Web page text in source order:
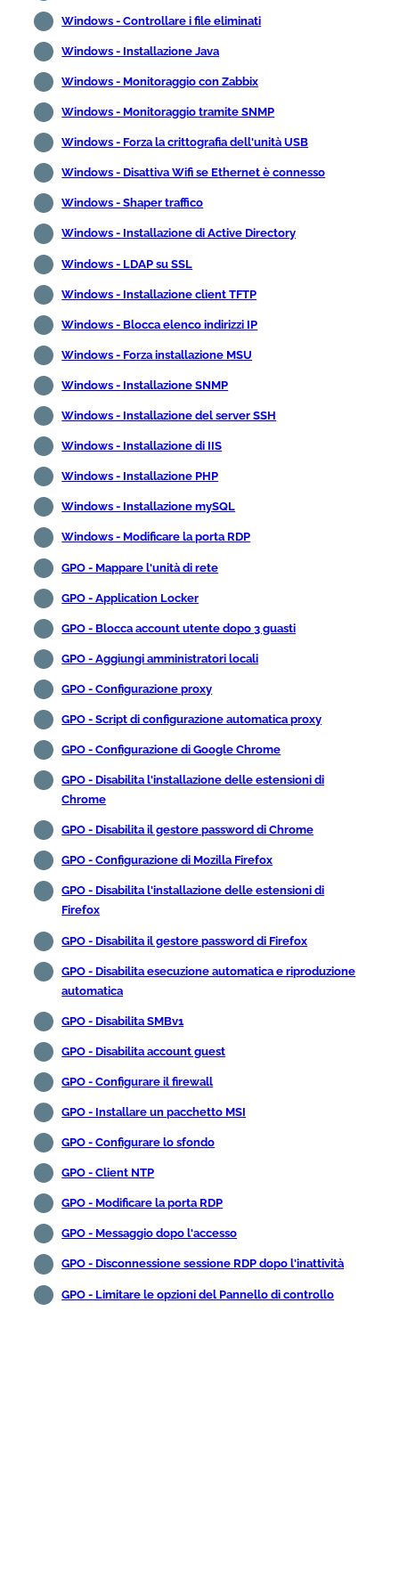
Windows - Controllare i file eliminati
Windows - Installazione Java
Windows - Monitoraggio con Zabbix
Windows - Monitoraggio tramite SNMP
Windows - Forza la crittografia dell'unità USB
Windows - Disattiva Wifi se Ethernet è connesso
Windows - Shaper traffico
Windows - Installazione di Active Directory
Windows - LDAP su SSL
Windows - Installazione client TFTP
Windows - Blocca elenco indirizzi IP
Windows - Forza installazione MSU
Windows - Installazione SNMP
Windows - Installazione del server SSH
Windows - Installazione di IIS
Windows - Installazione PHP
Windows - Installazione mySQL
Windows - Modificare la porta RDP
GPO - Mappare l'unità di rete
GPO - Application Locker
GPO - Blocca account utente dopo 3 guasti
GPO - Aggiungi amministratori locali
GPO - Configurazione proxy
GPO - Script di configurazione automatica proxy
GPO - Configurazione di Google Chrome
GPO - Disabilita l'installazione delle estensioni di
Chrome
GPO - Disabilita il gestore password di Chrome
GPO - Configurazione di Mozilla Firefox
GPO - Disabilita l'installazione delle estensioni di
Firefox
GPO - Disabilita il gestore password di Firefox
GPO - Disabilita esecuzione automatica e riproduzione
automatica
GPO - Disabilita SMBv1
GPO - Disabilita account guest
GPO - Configurare il firewall
GPO - Installare un pacchetto MSI
GPO - Configurare lo sfondo
GPO - Client NTP
GPO - Modificare la porta RDP
GPO - Messaggio dopo l'accesso
GPO - Disconnessione sessione RDP dopo l'inattività
GPO - Limitare le opzioni del Pannello di controllo